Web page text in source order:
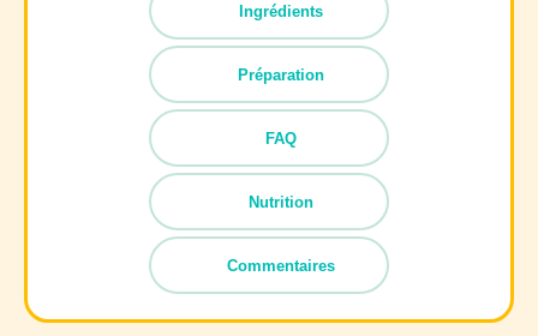
Ingrédients
Préparation
FAQ
Nutrition
Commentaires